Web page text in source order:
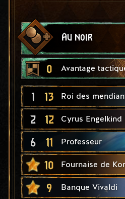
Au noir
0 Avantage
1 13 Roi des
2 12 Cyrus
6 11 Professeur
10 Fournaise de
9 Banque Vivaldi